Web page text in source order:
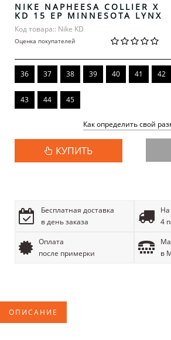
NIKE NAPHEESA COLLIER X
KD 15 EP MINNESOTA LYNX
Код товара:: Nike KD
Оценка покупателей
36 37 38 39 40 41 42
43 44 45
Как определить свой
КУПИТЬ
Бесплатная доставка
в день заказа
4
Оплата
после примерки
в
ОПИСАНИЕ